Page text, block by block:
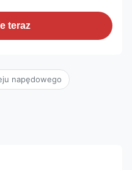
teraz
napędowego